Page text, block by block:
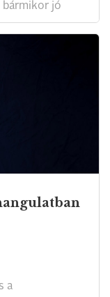
bármikor jó
a